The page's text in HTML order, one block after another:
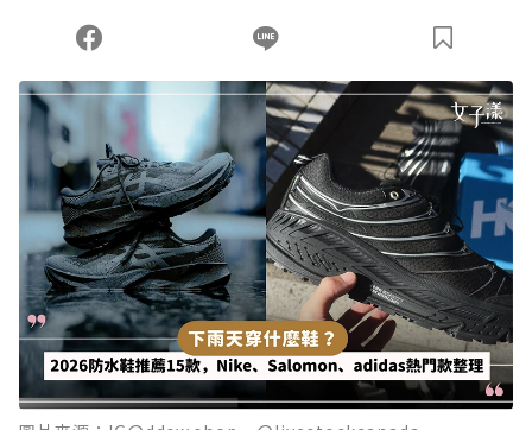
您當前剩餘 U 利點數：0點；前往 購買點數